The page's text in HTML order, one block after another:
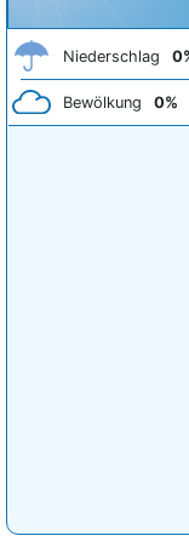
Niederschlag
Bewölkung 0%